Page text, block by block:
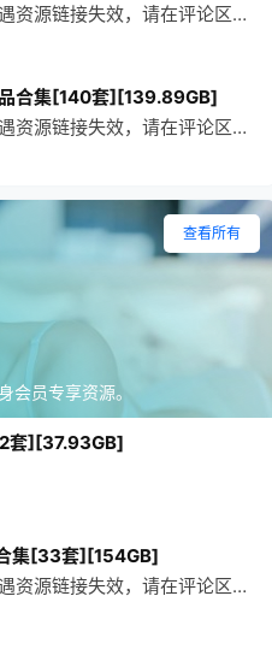
所有资源请勿在网盘中解压！如遇资源链接失效，请在评论区留言，会尽快修复！ 合集资源使用的是分卷压缩，请确保文件下载完整再解压。不会解压请前往帮助中心，查看解压教程。预览图 目录 26.08.02更新 …
品合集[140套][139.89GB]
所有资源请勿在网盘中解压！如遇资源链接失效，请在评论区留言，会尽快修复！ 合集资源使用的是分卷压缩，请确保文件下载完整再解压。不会解压请前往帮助中心，查看解压教程。云溪溪（岛田云溪），95年的重庆妹子…
会员专享资源。
查看所有
套][37.93GB]
集[33套][154GB]
所有资源请勿在网盘中解压！如遇资源链接失效，请在评论区留言，会尽快修复！ 合集资源使用的是分卷压缩，请确保文件下载完整再解压。不会解压请前往帮助中心，查看解压教程。没有过度精修，都是素人，不喜勿下 预…